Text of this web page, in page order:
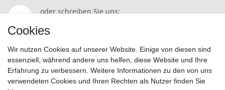
oder schreiben Sie uns:
Widerrufsrecht | Datenschutzerklärung | AGB | Impressum
Cookies
Wir nutzen Cookies auf unserer Website. Einige von diesen sind
essenziell, während andere uns helfen, diese Website und Ihre
Erfahrung zu verbessern. Weitere Informationen zu den von uns
verwendeten Cookies und Ihren Rechten als Nutzer finden Sie